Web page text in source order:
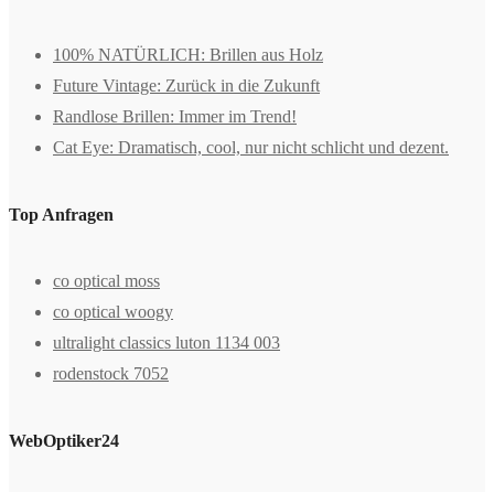
100% NATÜRLICH: Brillen aus Holz
Future Vintage: Zurück in die Zukunft
Randlose Brillen: Immer im Trend!
Cat Eye: Dramatisch, cool, nur nicht schlicht und dezent.
Top Anfragen
co optical moss
co optical woogy
ultralight classics luton 1134 003
rodenstock 7052
WebOptiker24